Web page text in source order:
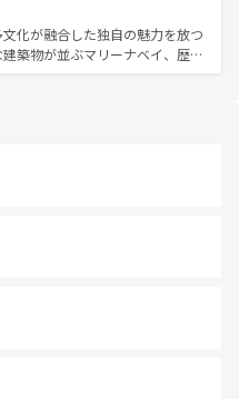
で、どの季節にも異なる楽しみ
いタイの人々、仏教を中心とし
資源が、訪れる旅人を魅了し続
るはず。観光スポットが密集し
を回れるのも魅力。息をのむよ
まで、香港を存分に楽しみ尽く
化が融合した独自の魅力を放つ
築物が並ぶマリーナベイ、歴史
情を楽しめる外せないスポット